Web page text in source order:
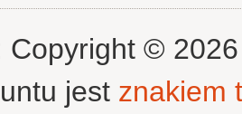
Copyright ©
jest znakiem